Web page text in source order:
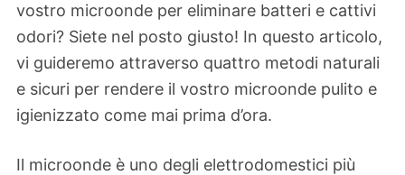
vostro microonde per eliminare batteri e cattivi
odori? Siete nel posto giusto! In questo articolo,
vi guideremo attraverso quattro metodi naturali
e sicuri per rendere il vostro microonde pulito e
igienizzato come mai prima d’ora.
Il microonde è uno degli elettrodomestici più